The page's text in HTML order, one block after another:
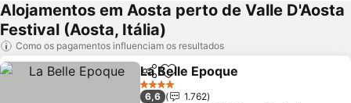
Alojamentos em Aosta perto de Valle D'Aosta
Festival (Aosta, Itália)
Como os pagamentos influenciam os resultados
PartilharAdicionar aos favoritos
La Belle Epoque
4 Estrelas
6,6
1.762